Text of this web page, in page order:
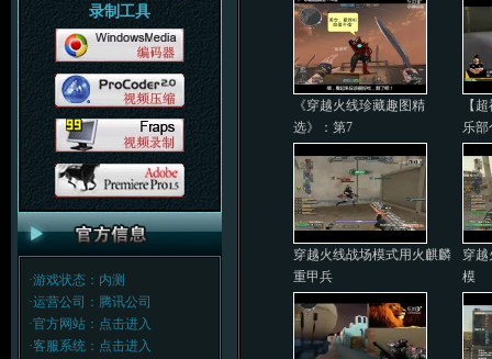
录制工具
·游戏状态：内测
·运营公司：腾讯公司
·官方网站： 点击进入
·客服系统： 点击进入
《穿越火线珍藏趣图精
选》：第7
【
乐部
穿越火线战场模式用火麒麟
重甲兵
穿越
模